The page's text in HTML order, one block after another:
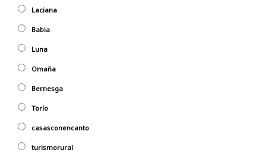
Laciana
Babia
Luna
Omaña
Bernesga
Torío
casasconencanto
turismorural